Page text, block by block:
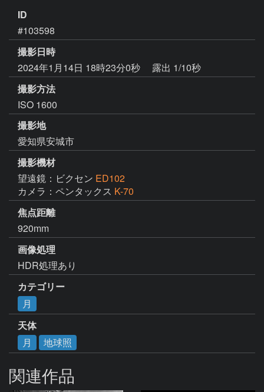
ID
#103598
撮影日時
2024年1月14日 18時23分0秒
露出 1/10秒
撮影方法
ISO 1600
撮影地
愛知県安城市
撮影機材
望遠鏡：ビクセン ED102
カメラ：ペンタックス K-70
焦点距離
920mm
画像処理
HDR処理あり
カテゴリー
月
天体
月
地球照
関連作品